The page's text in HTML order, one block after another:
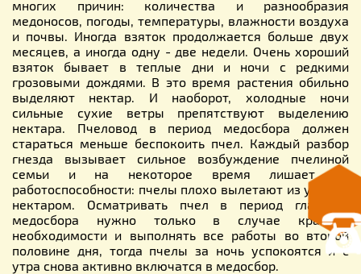
многих причин: количества и разнообразия
медоносов, погоды, температуры, влажности воздуха
и почвы. Иногда взяток продолжается больше двух
месяцев, а иногда одну - две недели. Очень хороший
взяток бывает в теплые дни и ночи с редкими
грозовыми дождями. В это время растения обильно
выделяют нектар. И наоборот, холодные ночи
сильные сухие ветры препятствуют выделению
нектара. Пчеловод в период медосбора должен
стараться меньше беспокоить пчел. Каждый разбор
гнезда вызывает сильное возбуждение пчелиной
семьи и на некоторое время лишает ее
работоспособности: пчелы плохо вылетают из улья за
нектаром. Осматривать пчел в период главного
медосбора нужно только в случае крайней
необходимости и выполнять все работы во второй
половине дня, тогда пчелы за ночь успокоятся и с
утра снова активно включатся в медосбор.